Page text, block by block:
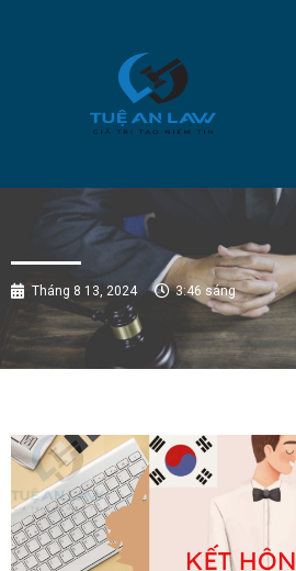
Tháng 8 13, 2024 3:46 sáng